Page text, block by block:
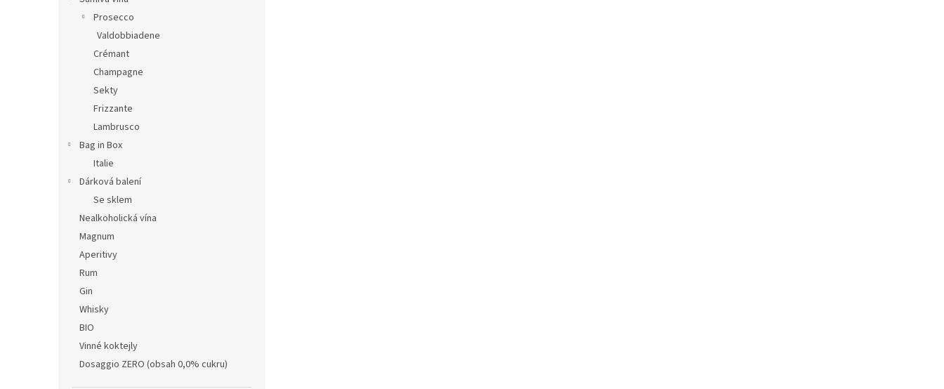
Prosecco
Valdobbiadene
Crémant
Champagne
Sekty
Frizzante
Lambrusco
Bag in Box
Italie
Dárková balení
Se sklem
Nealkoholická vína
Magnum
Aperitivy
Rum
Gin
Whisky
BIO
Vinné koktejly
Dosaggio ZERO (obsah 0,0% cukru)